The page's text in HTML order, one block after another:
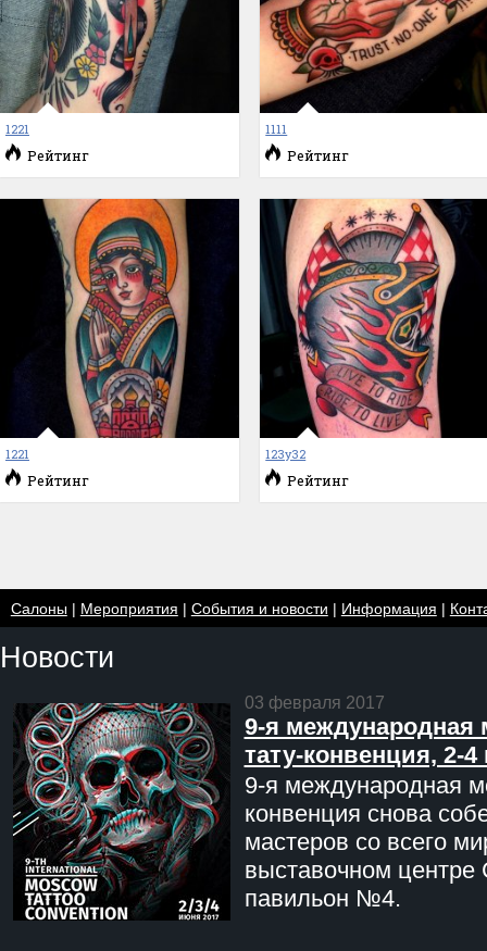
1221
Рейтинг
1111
Рейтинг
1221
Рейтинг
123у32
Рейтинг
Салоны| Мероприятия | События и новости | Информация |
Новости
03 февраля 2017
9-я международная
тату-конвенция, 2-
9-я международная
конвенция снова
мастеров со всего
выставочном центре
павильон №4.